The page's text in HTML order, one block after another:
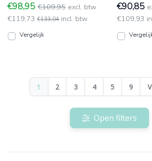
bescherming in een ESD
(Electro Static Discharge)
€98,95 €109,95 excl. btw
€119,73 €133,04 incl. btw
Vergelijk
look van
(Electro
€90,85
€109,93
1 2 3 4 5 9
Open filters